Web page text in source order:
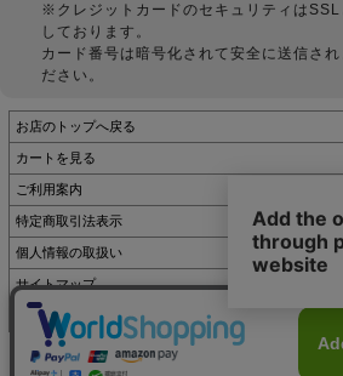
※クレジットカードのセキュリティはSSL
しております。
カード番号は暗号化されて安全に送信さ
ださい。
お店のトップへ戻る
カートを見る
ご利用案内
特定商取引法表示
個人情報の取扱い
サイトマップ
お問い合わせ
表示：スマートフォン｜